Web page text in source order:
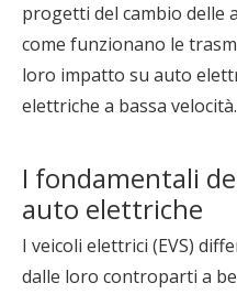
progetti del cambio delle
come funzionano le
loro impatto su auto
elettriche a bassa velocità.
I fondamentali
auto elettriche
I veicoli elettrici (EVS)
dalle loro controparti a